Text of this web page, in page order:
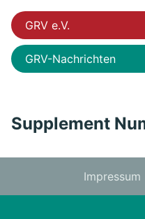
GRV e.V.
GRV-Nachrichten
Supplement
Impressum